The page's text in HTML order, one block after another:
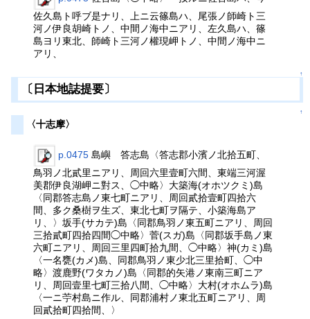
佐久島ト呼ブ是ナリ、上ニ云篠島ハ、尾張ノ師崎ト三
河ノ伊良胡崎トノ、中間ノ海中ニアリ、左久島ハ、篠
島ヨリ東北、師崎ト三河ノ權現岬トノ、中間ノ海中ニ
アリ、
↑
〔日本地誌提要〕
↑
〈十志摩〉
p.0475 島嶼 答志島〈答志郡小濱ノ北拾五町、
鳥羽ノ北貳里ニアリ、周回六里壹町六間、東端三河渥
美郡伊良湖岬ニ對ス、◯中略〉大築海(オホツクミ)島
〈同郡答志島ノ東七町ニアリ、周回貳拾壹町四拾六
間、多ク桑樹ヲ生ズ、東北七町ヲ隔テ、小築海島ア
リ、〉坂手(サカテ)島〈同郡鳥羽ノ東五町ニアリ、周回
三拾貳町四拾四間◯中略〉菅(スガ)島〈同郡坂手島ノ東
六町ニアリ、周回三里四町拾九間、◯中略〉神(カミ)島
〈一名甕(カメ)島、同郡鳥羽ノ東少北三里拾町、◯中
略〉渡鹿野(ワタカノ)島〈同郡的矢港ノ東南三町ニア
リ、周回壹里七町三拾八間、◯中略〉大村(オホムラ)島
〈一ニ苧村島ニ作ル、同郡浦村ノ東北五町ニアリ、周
回貳拾町四拾間、〉